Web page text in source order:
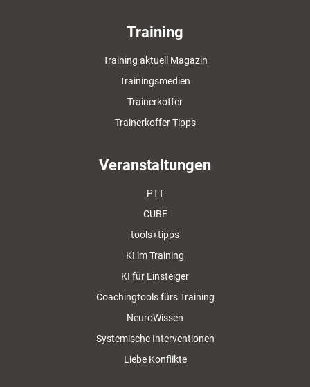
Training
Training aktuell Magazin
Trainingsmedien
Trainerkoffer
Trainerkoffer Tipps
Veranstaltungen
PTT
CUBE
tools+tipps
KI im Training
KI für Einsteiger
Coachingtools fürs Training
NeuroWissen
Systemische Interventionen
Liebe Konflikte